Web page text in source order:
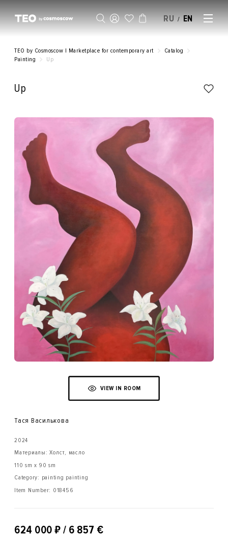
RU / EN
TEO by Cosmoscow | Marketplace for contemporary art
Catalog
Painting
Up
Up
VIEW IN ROOM
Тася Василькова
2024
Материалы: Холст, масло
110 sm x 90 sm
Category: painting painting
Item Number: 018456
624 000 ₽ / 6 857 €